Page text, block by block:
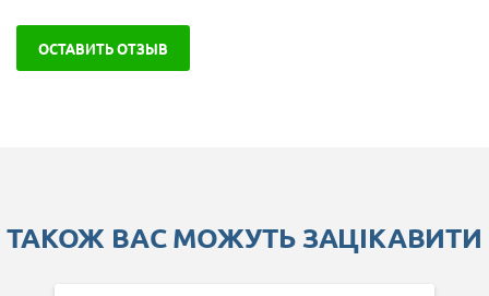
ОСТАВИТЬ ОТЗЫВ
ТАКОЖ ВАС МОЖУТЬ ЗАЦІКАВИТИ